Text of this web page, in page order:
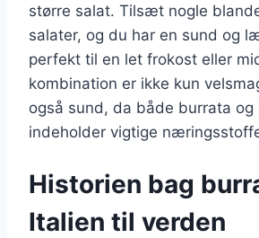
større salat. Tilsæt nogle
salater, og du har en sund og
perfekt til en let frokost eller
kombination er ikke kun
også sund, da både burrata
indeholder vigtige
Historien bag
Italien til verden